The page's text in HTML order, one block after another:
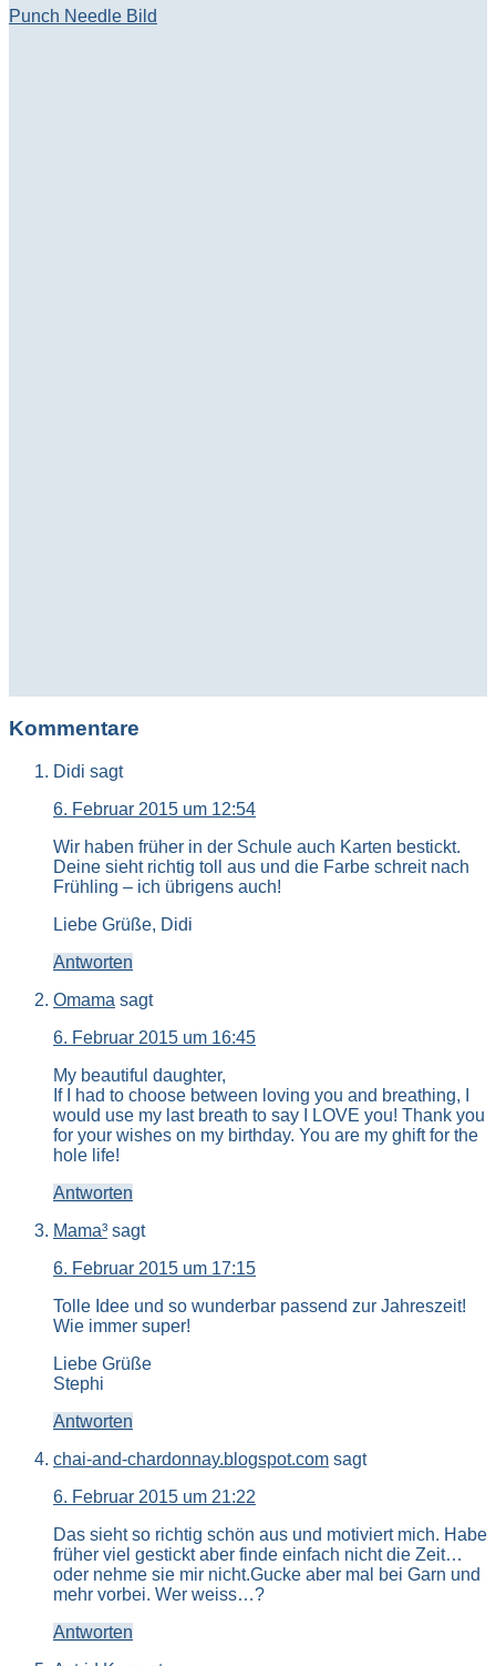
Punch Needle Bild
Kommentare
Didi sagt
6. Februar 2015 um 12:54
Wir haben früher in der Schule auch Karten bestickt.
Deine sieht richtig toll aus und die Farbe schreit nach
Frühling – ich übrigens auch!
Liebe Grüße, Didi
Antworten
Omama sagt
6. Februar 2015 um 16:45
My beautiful daughter,
If I had to choose between loving you and breathing, I
would use my last breath to say I LOVE you! Thank you
for your wishes on my birthday. You are my ghift for the
hole life!
Antworten
Mama³ sagt
6. Februar 2015 um 17:15
Tolle Idee und so wunderbar passend zur Jahreszeit!
Wie immer super!
Liebe Grüße
Stephi
Antworten
chai-and-chardonnay.blogspot.com sagt
6. Februar 2015 um 21:22
Das sieht so richtig schön aus und motiviert mich. Habe
früher viel gestickt aber finde einfach nicht die Zeit…
oder nehme sie mir nicht.Gucke aber mal bei Garn und
mehr vorbei. Wer weiss…?
Antworten